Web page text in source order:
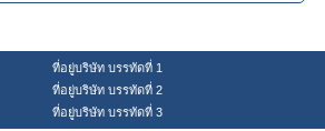
ที่อยู่บริษัท บรรทัดที่ 1
ที่อยู่บริษัท บรรทัดที่ 2
ที่อยู่บริษัท บรรทัดที่ 3